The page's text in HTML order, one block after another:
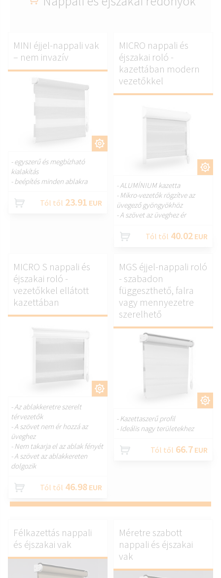
MINI éjjel-nappali vak
– nem invazív
- egyszerű és megbízható
kialakítás
- beépítés minden ablakra
Tól től 23.91 EUR
MICRO nappali és
éjszakai roló -
kazettában modern
vezetőkkel
- ALUMÍNIUM kazetta
- Mikro-vezetők rögzítve az
üvegező gyöngyökhöz
- A szövet az üveghez ér
Tól től 40.02 EUR
MICRO S nappali és
éjszakai roló -
vezetőkkel ellátott
kazettában
- Az ablakkeretre szerelt
térvezetők
- A szövet nem ér hozzá az
üveghez
- Nem takarja el az ablak fényét
- A szövet az ablakkereten
dolgozik
Tól től 46.98 EUR
MGS éjjel-nappali roló
- szabadon
függeszthető, falra
vagy mennyezetre
szerelhető
- Kazettaszerű profil
- Ideális nagy területekhez
Tól től 66.7 EUR
Félkazettás nappali
és éjszakai vak
Méretre szabott
nappali és éjszakai
vak